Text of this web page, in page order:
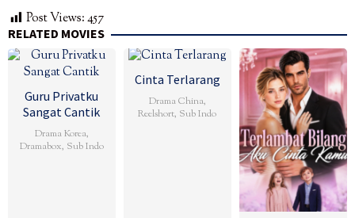
Post Views:457
RELATED MOVIES
Guru Privatku
Sangat Cantik
Drama Korea,
Dramabox, Sub Indo
Cinta Terlarang
Drama China,
Reelshort, Sub Indo